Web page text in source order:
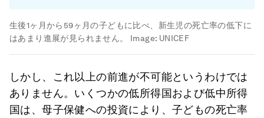
生後1ヶ月から59ヶ月の子どもに比べ、新生児の死亡率の低下に
はあまり進展が見られません。
Image: UNICEF
しかし、これ以上の前進が不可能というわけでは
ありません。いくつかの低所得国および低中所得
国は、母子保健への投資により、子どもの死亡率